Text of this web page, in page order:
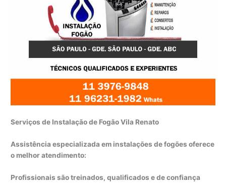
Serviços de Instalação de Fogão Vila Renato
Assistência especializada em instalações de fogões oferece
o melhor atendimento:
Profissionais são treinados, qualificados e de confiança